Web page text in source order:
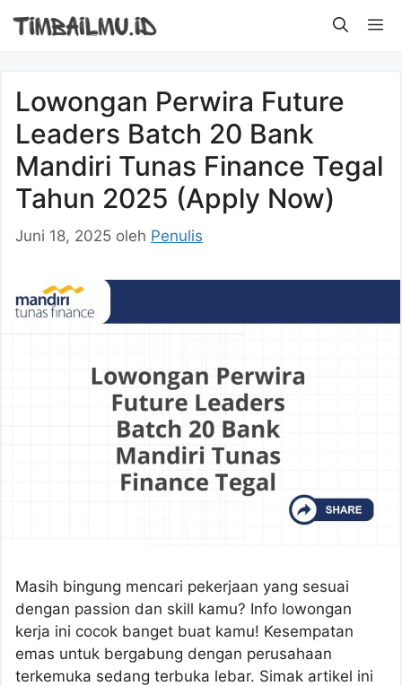
Lowongan Perwira Future
Leaders Batch 20 Bank
Mandiri Tunas Finance Tegal
Tahun 2025 (Apply Now)
Juni 18, 2025 oleh Penulis
Masih bingung mencari pekerjaan yang sesuai
dengan passion dan skill kamu? Info lowongan
kerja ini cocok banget buat kamu! Kesempatan
emas untuk bergabung dengan perusahaan
terkemuka sedang terbuka lebar. Simak artikel ini